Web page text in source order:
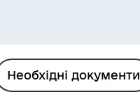
Необхідні документи